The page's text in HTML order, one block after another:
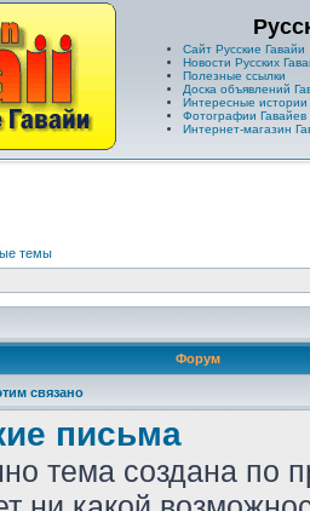
Сайт Русские Гавайи
Новости Русских
Полезные ссылки
Доска объявлений
Интересные истории
Фотографии Гавайев
Интернет-магазин
темы
Форум
связано
письма
тема создана по